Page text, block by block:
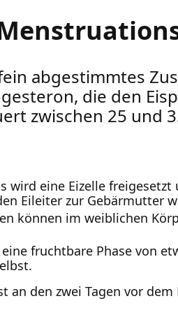
abgestimmtes
die den
zwischen 25 und
wird eine Eizelle freigesetzt
Eileiter zur Gebärmutter
können im weiblichen
fruchtbare Phase von
den zwei Tagen vor